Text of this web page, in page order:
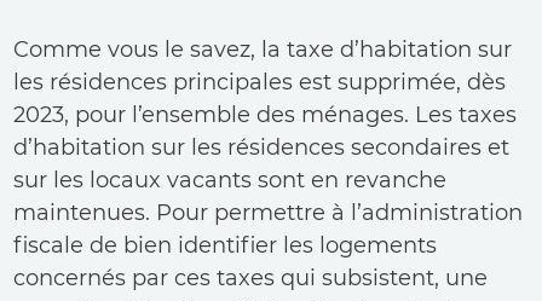
Comme vous le savez, la taxe d’habitation sur
les résidences principales est supprimée, dès
2023, pour l’ensemble des ménages. Les taxes
d’habitation sur les résidences secondaires et
sur les locaux vacants sont en revanche
maintenues. Pour permettre à l’administration
fiscale de bien identifier les logements
concernés par ces taxes qui subsistent, une